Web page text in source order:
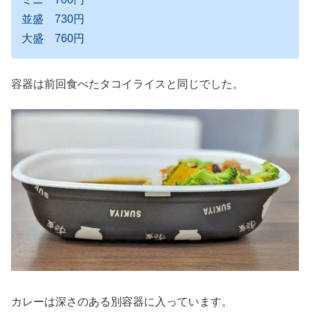
並盛 730円
大盛 760円
容器は前回食べたタコイライスと同じでした。
カレーは深さのある別容器に入っています。